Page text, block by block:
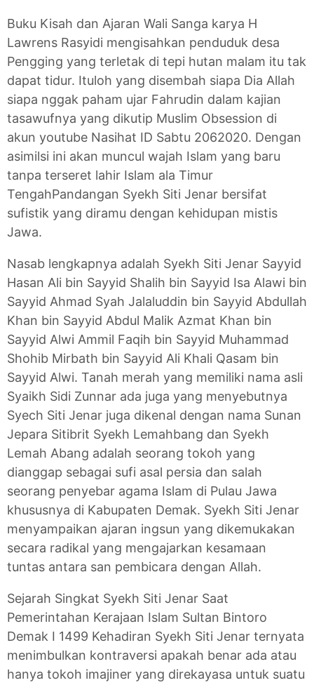
Buku Kisah dan Ajaran Wali Sanga karya H
Lawrens Rasyidi mengisahkan penduduk desa
Pengging yang terletak di tepi hutan malam itu tak
dapat tidur. Ituloh yang disembah siapa Dia Allah
siapa nggak paham ujar Fahrudin dalam kajian
tasawufnya yang dikutip Muslim Obsession di
akun youtube Nasihat ID Sabtu 2062020. Dengan
asimilsi ini akan muncul wajah Islam yang baru
tanpa terseret lahir Islam ala Timur
TengahPandangan Syekh Siti Jenar bersifat
sufistik yang diramu dengan kehidupan mistis
Jawa.
Nasab lengkapnya adalah Syekh Siti Jenar Sayyid
Hasan Ali bin Sayyid Shalih bin Sayyid Isa Alawi bin
Sayyid Ahmad Syah Jalaluddin bin Sayyid Abdullah
Khan bin Sayyid Abdul Malik Azmat Khan bin
Sayyid Alwi Ammil Faqih bin Sayyid Muhammad
Shohib Mirbath bin Sayyid Ali Khali Qasam bin
Sayyid Alwi. Tanah merah yang memiliki nama asli
Syaikh Sidi Zunnar ada juga yang menyebutnya
Syech Siti Jenar juga dikenal dengan nama Sunan
Jepara Sitibrit Syekh Lemahbang dan Syekh
Lemah Abang adalah seorang tokoh yang
dianggap sebagai sufi asal persia dan salah
seorang penyebar agama Islam di Pulau Jawa
khususnya di Kabupaten Demak. Syekh Siti Jenar
menyampaikan ajaran ingsun yang dikemukakan
secara radikal yang mengajarkan kesamaan
tuntas antara san pembicara dengan Allah.
Sejarah Singkat Syekh Siti Jenar Saat
Pemerintahan Kerajaan Islam Sultan Bintoro
Demak I 1499 Kehadiran Syekh Siti Jenar ternyata
menimbulkan kontraversi apakah benar ada atau
hanya tokoh imajiner yang direkayasa untuk suatu